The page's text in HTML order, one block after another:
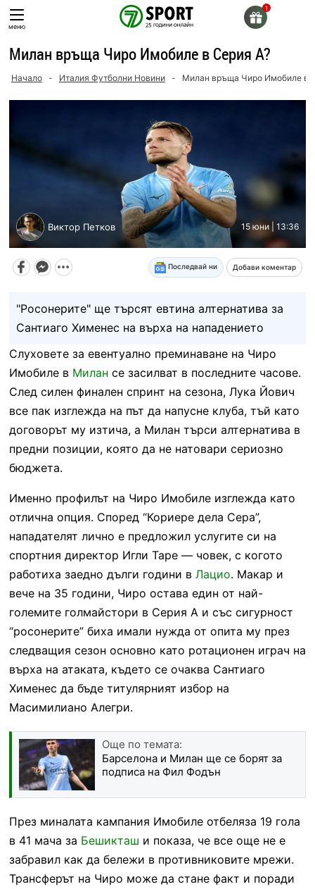
Skip
toменю
Милан връща Чиро Имобиле в Серия А?
Начало - Италия Футболни Новини - Милан връща Чиро Имобиле в
Виктор Петков 15 юни | 13:36
Последвай ни Добави коментар
"Росонерите" ще търсят евтина алтернатива за
Сантиаго Хименес на върха на нападението
Слуховете за евентуално преминаване на Чиро
Имобиле в Милан се засилват в последните часове.
След силен финален спринт на сезона, Лука Йович
все пак изглежда на път да напусне клуба, тъй като
договорът му изтича, а Милан търси алтернатива в
предни позиции, която да не натовари сериозно
бюджета.
Именно профилът на Чиро Имобиле изглежда като
отлична опция. Според “Кориере дела Сера”,
нападателят лично е предложил услугите си на
спортния директор Игли Таре — човек, с когото
работиха заедно дълги години в Лацио. Макар и
вече на 35 години, Чиро остава един от най-
големите голмайстори в Серия А и със сигурност
“росонерите” биха имали нужда от опита му през
следващия сезон основно като ротационен играч на
върха на атаката, където се очаква Сантиаго
Хименес да бъде титулярният избор на
Масимилиано Алегри.
Още по темата:
Барселона и Милан ще се борят за
подписа на Фил Фодън
През миналата кампания Имобиле отбеляза 19 гола
в 41 мача за Бешикташ и показа, че все още не е
забравил как да бележи в противниковите мрежи.
Трансферът на Чиро може да стане факт и поради